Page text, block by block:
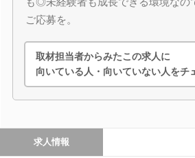
ご応募を。
取材担当者からみたこの求人に
向いている人・向いていない人をチ
求人情報